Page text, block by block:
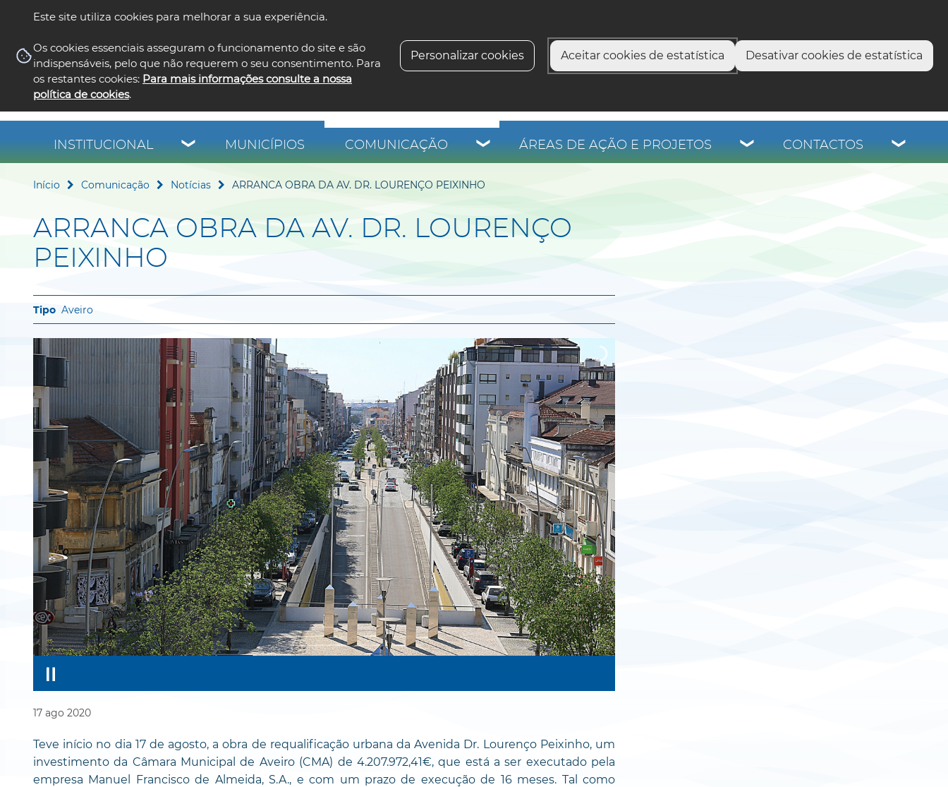
Este site utiliza cookies para melhorar a sua experiência.
Os cookies essenciais asseguram o funcionamento do site e são
indispensáveis, pelo que não requerem o seu consentimento. Para
os restantes cookies: Para mais informações consulte a nossa
política de cookies.
Personalizar cookies Aceitar cookies de estatística Desativar cookies de estatística
INSTITUCIONAL MUNICÍPIOS COMUNICAÇÃO ÁREAS DE AÇÃO E PROJETOS CONTACTOS
Início Comunicação Notícias ARRANCA OBRA DA AV. DR. LOURENÇO PEIXINHO
ARRANCA OBRA DA AV. DR. LOURENÇO
PEIXINHO
Aveiro
17 ago 2020
Teve início no dia 17 de agosto, a obra de requalificação urbana da Avenida Dr. Lourenço Peixinho, um
investimento da Câmara Municipal de Aveiro (CMA) de 4.207.972,41€, que está a ser executado pela
empresa Manuel Francisco de Almeida, S.A., e com um prazo de execução de 16 meses. Tal como